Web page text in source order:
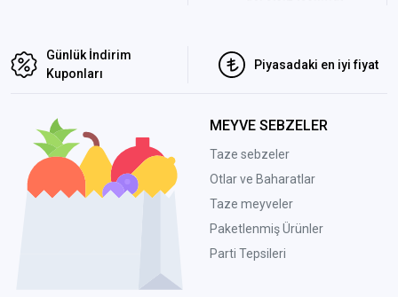
Günlük İndirim
Kuponları
Piyasadaki en iyi fiyat
MEYVE SEBZELER
Taze sebzeler
Otlar ve Baharatlar
Taze meyveler
Paketlenmiş Ürünler
Parti Tepsileri